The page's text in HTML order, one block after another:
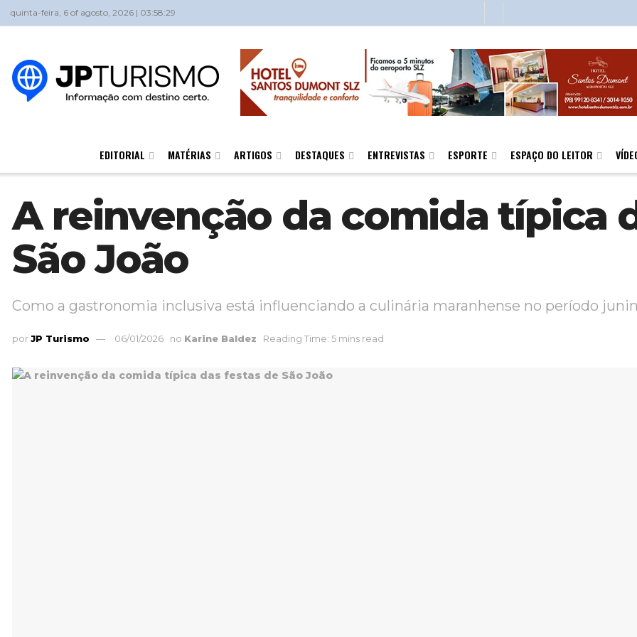
quinta-feira, 6 of agosto, 2026 | 03:58:29
EDITORIAL MATÉRIAS ARTIGOS DESTAQUES ENTREVISTAS ESPORTE ESPAÇO DO LEITOR
A reinvenção da comida típica
São João
Como a gastronomia inclusiva está influenciando a culinária maranhense no período
porJP Turismo 06/01/2026 no Karine Baldez Reading Time: 5 mins read